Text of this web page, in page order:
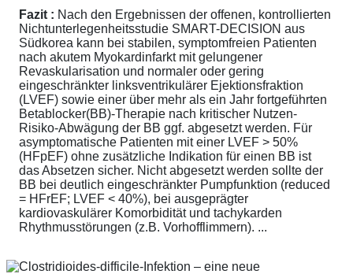
Fazit : Nach den Ergebnissen der offenen, kontrollierten
Nichtunterlegenheitsstudie SMART-DECISION aus
Südkorea kann bei stabilen, symptomfreien Patienten
nach akutem Myokardinfarkt mit gelungener
Revaskularisation und normaler oder gering
eingeschränkter linksventrikulärer Ejektionsfraktion
(LVEF) sowie einer über mehr als ein Jahr fortgeführten
Betablocker(BB)-Therapie nach kritischer Nutzen-
Risiko-Abwägung der BB ggf. abgesetzt werden. Für
asymptomatische Patienten mit einer LVEF > 50%
(HFpEF) ohne zusätzliche Indikation für einen BB ist
das Absetzen sicher. Nicht abgesetzt werden sollte der
BB bei deutlich eingeschränkter Pumpfunktion (reduced
= HFrEF; LVEF < 40%), bei ausgeprägter
kardiovaskulärer Komorbidität und tachykarden
Rhythmusstörungen (z.B. Vorhofflimmern). ...